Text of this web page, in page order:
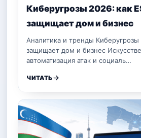
Киберугрозы 2026: как
защищает дом и бизнес
Аналитика и тренды Киберугрозы
защищает дом и бизнес
автоматизация атак и социаль…
ЧИТАТЬ